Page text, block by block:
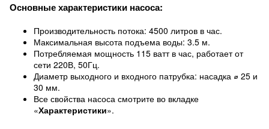
Основные характеристики насоса:
Производительность потока: 4500 литров в час.
Максимальная высота подъема воды: 3.5 м.
Потребляемая мощность 115 ватт в час, работает от
сети 220В, 50Гц.
Диаметр выходного и входного патрубка: насадка ⌀ 25 и
30 мм.
Все свойства насоса смотрите во вкладке
«Характеристики».